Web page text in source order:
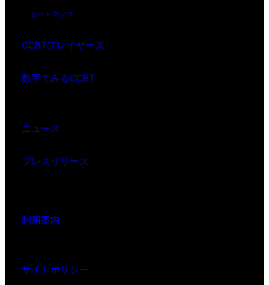
ミートアップ
CCBTプレイヤーズ
数字でみるCCBT
ニュース
プレスリリース
利用案内
サイトポリシー